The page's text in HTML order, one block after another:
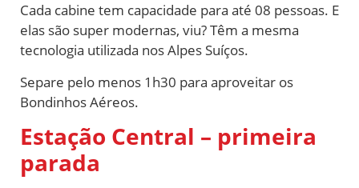
Cada cabine tem capacidade para até 08 pessoas. E
elas são super modernas, viu? Têm a mesma
tecnologia utilizada nos Alpes Suíços.
Separe pelo menos 1h30 para aproveitar os
Bondinhos Aéreos.
Estação Central – primeira
parada